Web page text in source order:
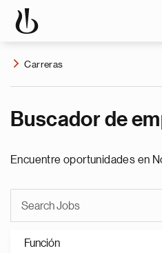
Carreras
Buscador de
Encuentre oportunidades en
Función